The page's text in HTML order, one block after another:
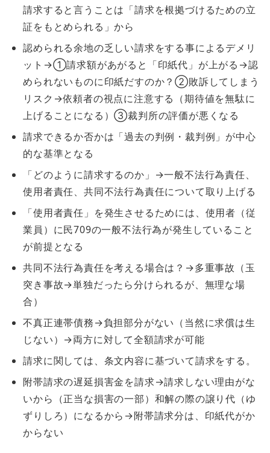
請求すると言うことは「請求を根拠づけるための立
証をもとめられる」から
認められる余地の乏しい請求をする事によるデメリ
ット→①請求額があがると「印紙代」が上がる→認
められないものに印紙だすのか？②敗訴してしまう
リスク→依頼者の視点に注意する（期待値を無駄に
上げることになる）③裁判所の評価が悪くなる
請求できるか否かは「過去の判例・裁判例」が中心
的な基準となる
「どのように請求するのか」→一般不法行為責任、
使用者責任、共同不法行為責任について取り上げる
「使用者責任」を発生させるためには、使用者（従
業員）に民709の一般不法行為が発生していること
が前提となる
共同不法行為責任を考える場合は？→多重事故（玉
突き事故→単独だったら分けられるが、無理な場
合）
不真正連帯債務→負担部分がない（当然に求償は生
じない）→両方に対して全額請求が可能
請求に関しては、条文内容に基づいて請求をする。
附帯請求の遅延損害金を請求→請求しない理由がな
いから（正当な損害の一部）和解の際の譲り代（ゆ
ずりしろ）になるから→附帯請求分は、印紙代がか
からない